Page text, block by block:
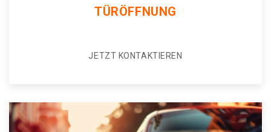
TÜRÖFFNUNG
JETZT KONTAKTIEREN